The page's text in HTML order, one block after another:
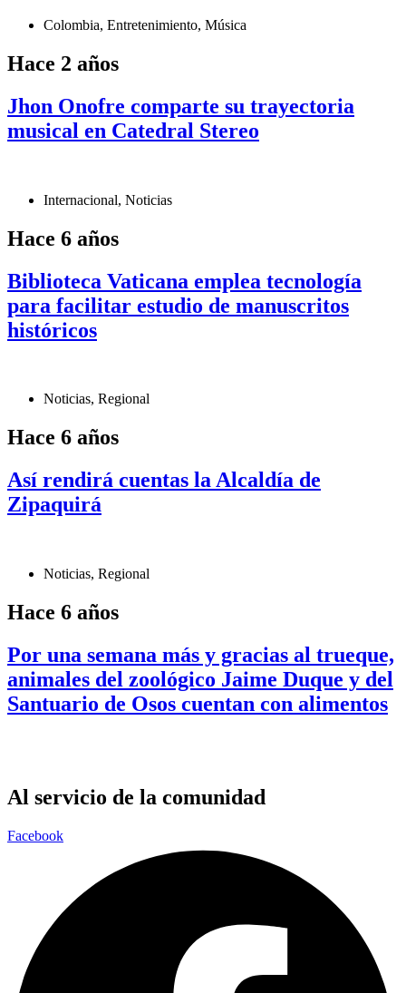
Colombia, Entretenimiento, Música
Hace 2 años
Jhon Onofre comparte su trayectoria
musical en Catedral Stereo
Internacional, Noticias
Hace 6 años
Biblioteca Vaticana emplea tecnología
para facilitar estudio de manuscritos
históricos
Noticias, Regional
Hace 6 años
Así rendirá cuentas la Alcaldía de
Zipaquirá
Noticias, Regional
Hace 6 años
Por una semana más y gracias al trueque,
animales del zoológico Jaime Duque y del
Santuario de Osos cuentan con alimentos
Al servicio de la comunidad
Facebook